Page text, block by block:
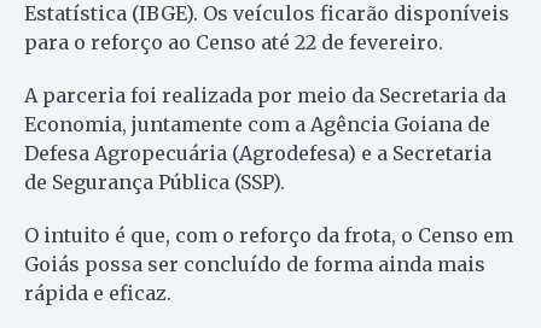
Estatística (IBGE). Os veículos ficarão disponíveis
para o reforço ao Censo até 22 de fevereiro.
A parceria foi realizada por meio da Secretaria da
Economia, juntamente com a Agência Goiana de
Defesa Agropecuária (Agrodefesa) e a Secretaria
de Segurança Pública (SSP).
O intuito é que, com o reforço da frota, o Censo em
Goiás possa ser concluído de forma ainda mais
rápida e eficaz.